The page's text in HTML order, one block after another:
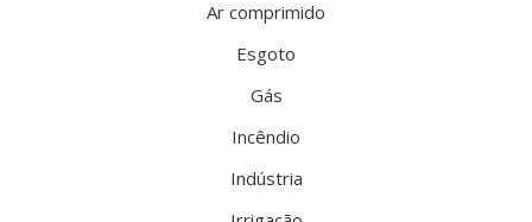
Ar comprimido
Esgoto
Gás
Incêndio
Indústria